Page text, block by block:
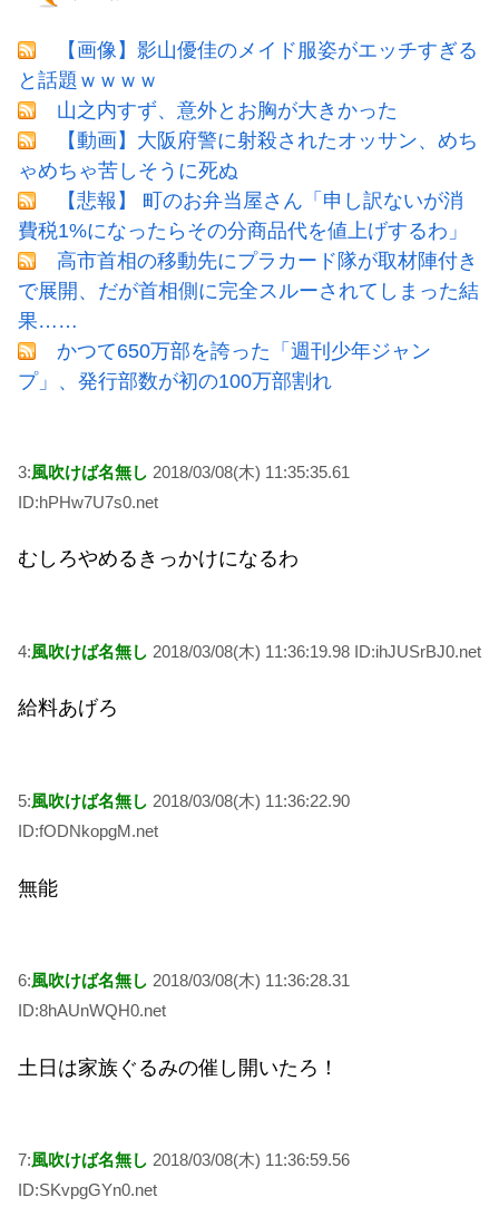
【画像】影山優佳のメイド服姿がエッチすぎる
と話題ｗｗｗｗ
山之内すず、意外とお胸が大きかった
【動画】大阪府警に射殺されたオッサン、めち
ゃめちゃ苦しそうに死ぬ
【悲報】 町のお弁当屋さん「申し訳ないが消
費税1%になったらその分商品代を値上げするわ」
高市首相の移動先にプラカード隊が取材陣付き
で展開、だが首相側に完全スルーされてしまった結
果……
かつて650万部を誇った「週刊少年ジャン
プ」、発行部数が初の100万部割れ
3:風吹けば名無し 2018/03/08(木) 11:35:35.61
ID:hPHw7U7s0.net
むしろやめるきっかけになるわ
4:風吹けば名無し 2018/03/08(木) 11:36:19.98 ID:ihJUSrBJ0.net
給料あげろ
5:風吹けば名無し 2018/03/08(木) 11:36:22.90
ID:fODNkopgM.net
無能
6:風吹けば名無し 2018/03/08(木) 11:36:28.31
ID:8hAUnWQH0.net
土日は家族ぐるみの催し開いたろ！
7:風吹けば名無し 2018/03/08(木) 11:36:59.56
ID:SKvpgGYn0.net